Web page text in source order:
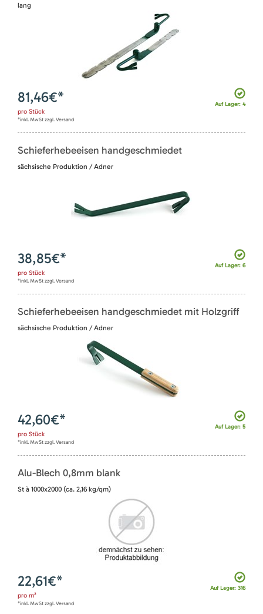
lang
Auf Lager: 4
81,46€*
pro Stück
*inkl. MwSt zzgl. Versand
Schieferhebeeisen handgeschmiedet
sächsische Produktion / Adner
Auf Lager: 6
38,85€*
pro Stück
*inkl. MwSt zzgl. Versand
Schieferhebeeisen handgeschmiedet mit Holzgriff
sächsische Produktion / Adner
Auf Lager: 5
42,60€*
pro Stück
*inkl. MwSt zzgl. Versand
Alu-Blech 0,8mm blank
St à 1000x2000 (ca. 2,16 kg/qm)
Auf Lager: 316
22,61€*
pro m²
*inkl. MwSt zzgl. Versand